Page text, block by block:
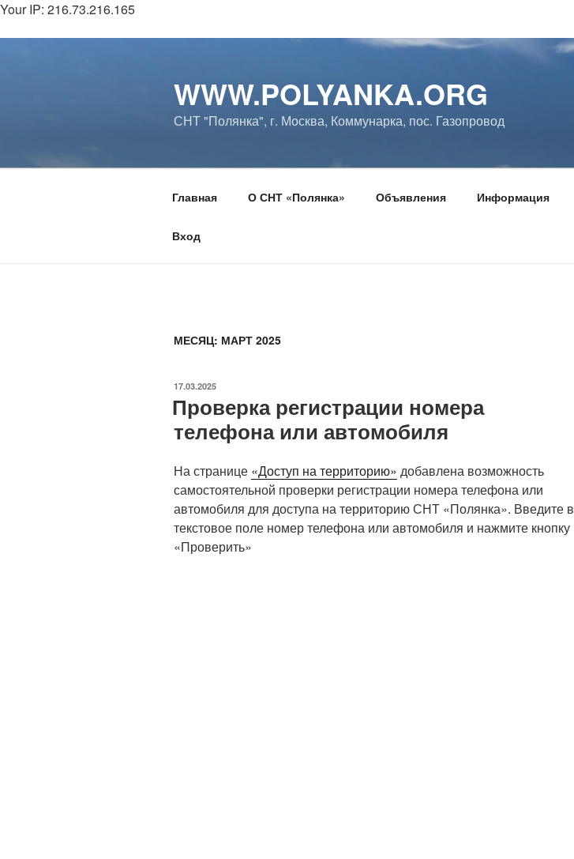
Your IP: 216.73.216.165
WWW.POLYANKA.ORG
СНТ "Полянка", г. Москва, Коммунарка, пос. Газопровод
Главная О СНТ «Полянка» Объявления Информация
Вход
МЕСЯЦ: МАРТ 2025
ОПУБЛИКОВАНО
17.03.2025
Проверка регистрации номера
телефона или автомобиля
На странице «Доступ на территорию» добавлена возможность
самостоятельной проверки регистрации номера телефона или
автомобиля для доступа на территорию СНТ «Полянка». Введите в
текстовое поле номер телефона или автомобиля и нажмите кнопку
«Проверить»